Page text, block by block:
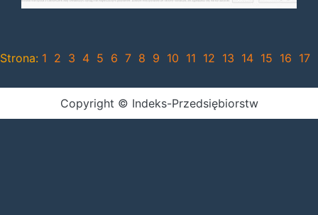
Strona: 1 2 3 4 5 6 7 8 9 10 11 12 13 14 15 16 17
Copyright © Indeks-Przedsiębiorstw